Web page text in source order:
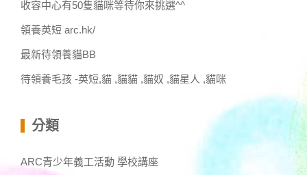
收容中心有50隻貓咪等待你來挑選^^
領養英短 arc.hk/
最新待領養貓BB
待領養毛孩 -英短,貓 ,貓貓 ,貓奴 ,貓星人 ,貓咪
分類
ARC青少年義工活動 學校講座